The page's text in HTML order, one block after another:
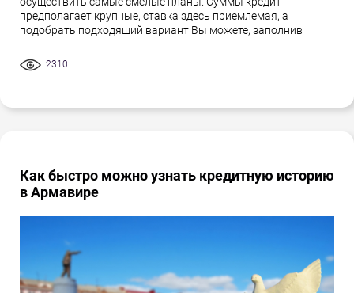
предполагает крупные, ставка здесь приемлемая, а
подобрать подходящий вариант Вы можете, заполнив
2310
Как быстро можно узнать кредитную историю
в Армавире